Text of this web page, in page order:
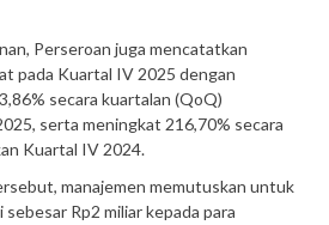
Perseroan juga mencatatkan
pada Kuartal IV 2025 dengan
secara kuartalan (QoQ)
serta meningkat 216,70% secara
Kuartal IV 2024.
manajemen memutuskan untuk
Rp2 miliar kepada para